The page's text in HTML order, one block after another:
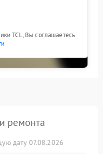
TCL, Вы соглашаетесь
ремонта
дату 07.08.2026